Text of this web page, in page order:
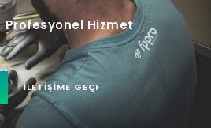
Profesyonel Hizmet
İLETIŞIME GEÇ